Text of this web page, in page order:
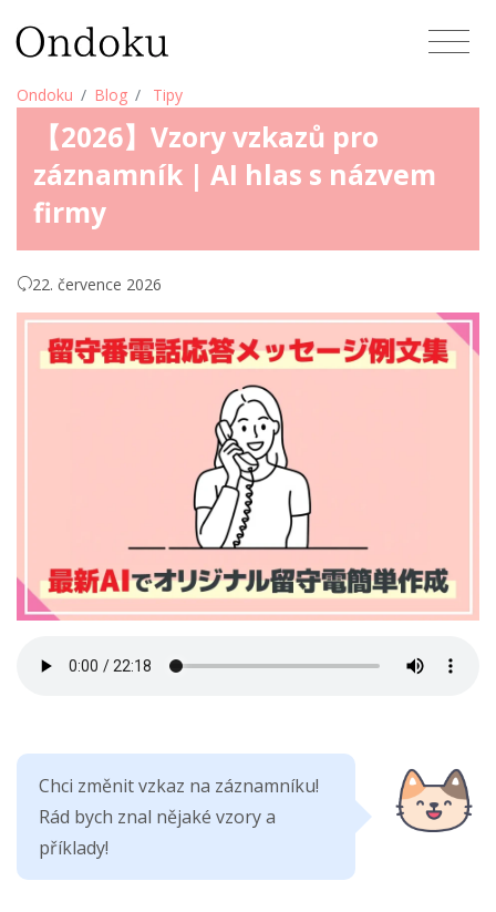
Ondoku Blog Tipy
【2026】Vzory vzkazů pro
záznamník | AI hlas s názvem
firmy
22. července 2026
Chci změnit vzkaz na záznamníku!
Rád bych znal nějaké vzory a
příklady!